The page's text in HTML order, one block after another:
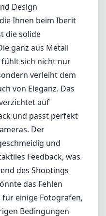
75mm f/2.4
f/2.4
ist eine bemerkenswerte
und verbindet klassisches
sowohl für Enthusiasten als
ab, scharfe Bilder mit
zu liefern.